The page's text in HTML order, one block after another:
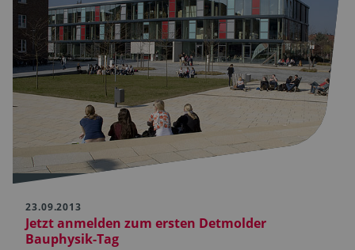
23.09.2013
Jetzt anmelden zum ersten Detmolder
Bauphysik-Tag